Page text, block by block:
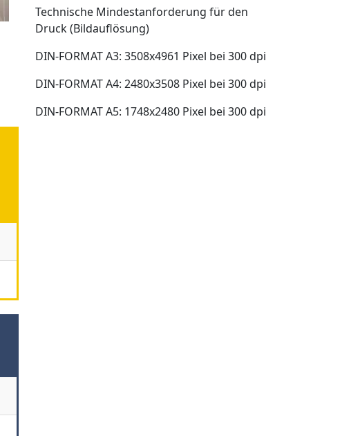
Technische Mindestanforderung für den
Druck (Bildauflösung)
DIN-FORMAT A3: 3508x4961 Pixel bei 300 dpi
DIN-FORMAT A4: 2480x3508 Pixel bei 300 dpi
DIN-FORMAT A5: 1748x2480 Pixel bei 300 dpi